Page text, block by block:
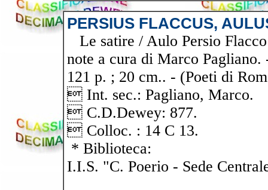
PERSIUS FLACCUS,
Le satire / Aulo Persio
note a cura di Marco
121 p. ; 20 cm.. - (Poeti di
 Int. sec.: Pagliano, Marco.
 C.D.Dewey: 877.
 Colloc. : 14 C 13.
* Biblioteca:
I.I.S. "C. Poerio - Sede